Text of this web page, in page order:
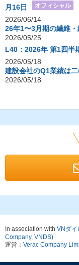
月16日
オフィシャル
2026/06/14
26年1〜3月期の繊維
2026/05/25
L40：2026年 第1四半
2026/05/18
建設会社のQ1業績は
2026/05/18
In association with VNダイ
Company, VNDS)
運営： Verac Company